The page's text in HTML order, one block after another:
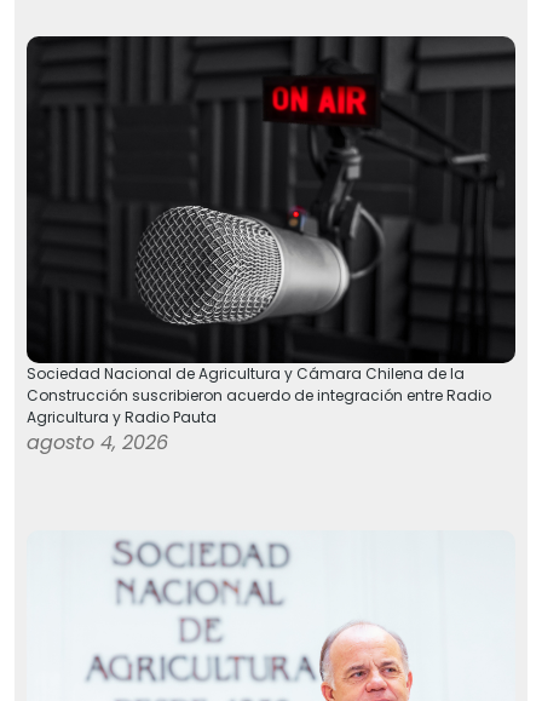
Sociedad Nacional de Agricultura y Cámara Chilena de la
Construcción suscribieron acuerdo de integración entre Radio
Agricultura y Radio Pauta
agosto 4, 2026